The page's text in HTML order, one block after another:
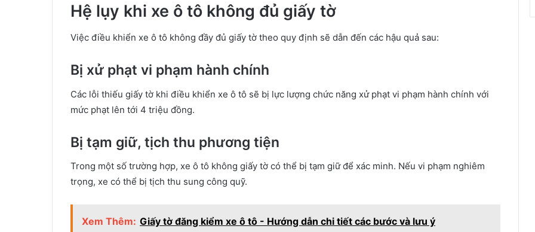
Hệ lụy khi xe ô tô không đủ giấy tờ
Việc điều khiển xe ô tô không đầy đủ giấy tờ theo quy định sẽ dẫn đến các hậu quả sau:
Bị xử phạt vi phạm hành chính
Các lỗi thiếu giấy tờ khi điều khiển xe ô tô sẽ bị lực lượng chức năng xử phạt vi phạm hành chính với
mức phạt lên tới 4 triệu đồng.
Bị tạm giữ, tịch thu phương tiện
Trong một số trường hợp, xe ô tô không giấy tờ có thể bị tạm giữ để xác minh. Nếu vi phạm nghiêm
trọng, xe có thể bị tịch thu sung công quỹ.
Xem Thêm: Giấy tờ đăng kiểm xe ô tô - Hướng dẫn chi tiết các bước và lưu ý